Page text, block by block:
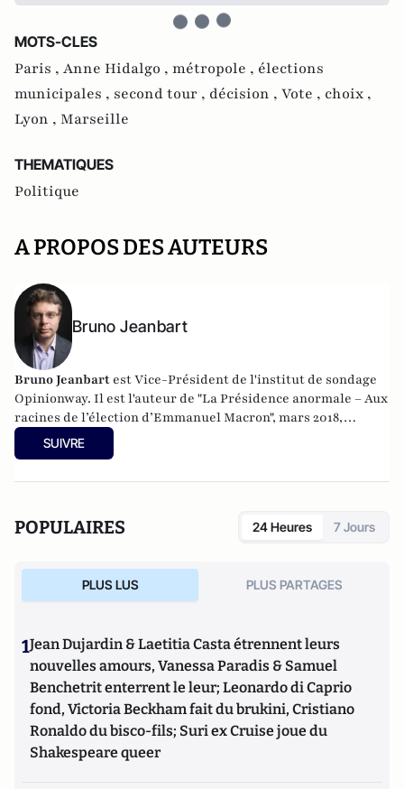
MOTS-CLES
Paris , Anne Hidalgo , métropole , élections
municipales , second tour , décision , Vote , choix ,
Lyon , Marseille
THEMATIQUES
Politique
A PROPOS DES AUTEURS
Bruno Jeanbart
Bruno Jeanbart est Vice-Président de l'institut de sondage
Opinionway. Il est l'auteur de "La Présidence anormale – Aux
racines de l’élection d’Emmanuel Macron", mars 2018,
éditions Cent Mille Milliards / Descartes & Cie.
SUIVRE
POPULAIRES 24 Heures 7 Jours
PLUS LUS PLUS PARTAGES
1Jean Dujardin & Laetitia Casta étrennent leurs
nouvelles amours, Vanessa Paradis & Samuel
Benchetrit enterrent le leur; Leonardo di Caprio
fond, Victoria Beckham fait du brukini, Cristiano
Ronaldo du bisco-fils; Suri ex Cruise joue du
Shakespeare queer